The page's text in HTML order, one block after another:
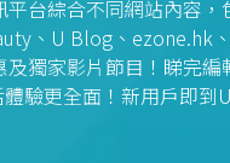
台綜合不同網站內容，
、U Blog、ezone.hk、
獨家影片節目！睇完編
驗更全面！新用戶即到